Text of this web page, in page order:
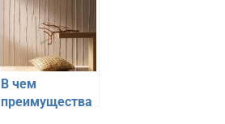
из разных
материалов
В чем
преимущества